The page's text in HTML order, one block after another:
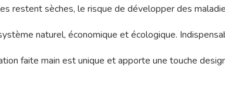
restent sèches, le risque de développer des
naturel, économique et écologique.
faite main est unique et apporte une touche